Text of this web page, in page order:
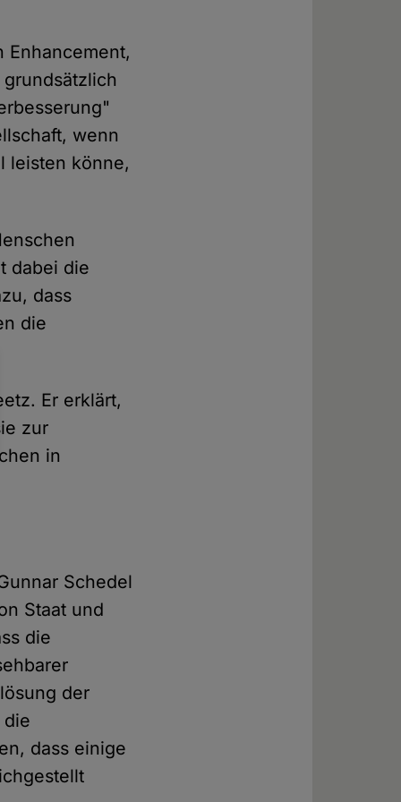
Enhancement,
wenn
leisten könne,
dabei die
dass
die
Er erklärt,
zur
in
Schedel
Staat und
die
der
die
dass einige